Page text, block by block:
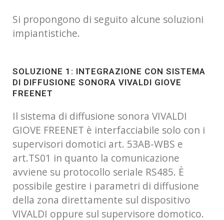
Si propongono di seguito alcune soluzioni
impiantistiche.
SOLUZIONE 1: INTEGRAZIONE CON SISTEMA
DI DIFFUSIONE SONORA VIVALDI GIOVE
FREENET
Il sistema di diffusione sonora VIVALDI
GIOVE FREENET è interfacciabile solo con i
supervisori domotici art. 53AB-WBS e
art.TS01 in quanto la comunicazione
avviene su protocollo seriale RS485. È
possibile gestire i parametri di diffusione
della zona direttamente sul dispositivo
VIVALDI oppure sul supervisore domotico.